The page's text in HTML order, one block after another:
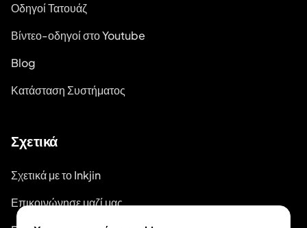
Οδηγοί Τατουάζ
Βίντεο-οδηγοί στο Youtube
Blog
Κατάσταση Συστήματος
Σχετικά
Σχετικά με το Inkjin
Επικοινώνησε μαζί μας